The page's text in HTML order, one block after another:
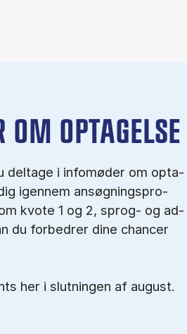
OM OP­TA­GEL­SE
del­tage i in­fo­mø­der om op­ta­
igen­nem an­søg­nings­pro­
kvo­te 1 og 2, sprog- og ad­
du forbedrer dine chancer
her i slutningen af august.